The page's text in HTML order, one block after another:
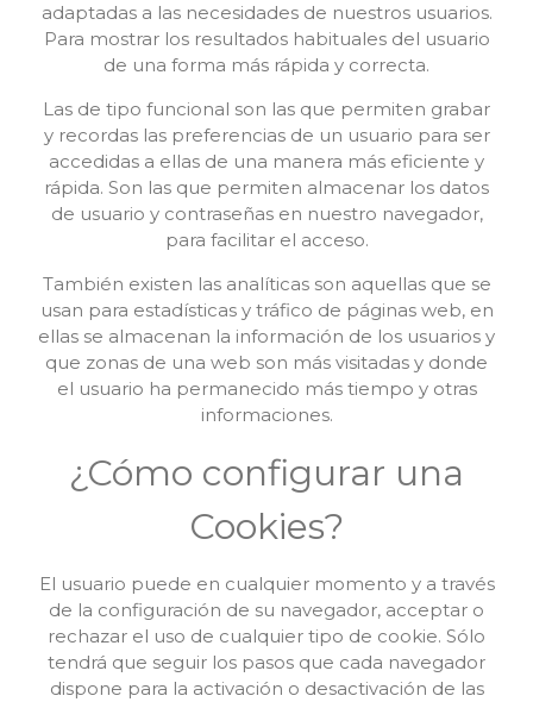
adaptadas a las necesidades de nuestros usuarios.
Para mostrar los resultados habituales del usuario
de una forma más rápida y correcta.
Las de tipo funcional son las que permiten grabar
y recordas las preferencias de un usuario para ser
accedidas a ellas de una manera más eficiente y
rápida. Son las que permiten almacenar los datos
de usuario y contraseñas en nuestro navegador,
para facilitar el acceso.
También existen las analíticas son aquellas que se
usan para estadísticas y tráfico de páginas web, en
ellas se almacenan la información de los usuarios y
que zonas de una web son más visitadas y donde
el usuario ha permanecido más tiempo y otras
informaciones.
¿Cómo configurar una
Cookies?
El usuario puede en cualquier momento y a través
de la configuración de su navegador, acceptar o
rechazar el uso de cualquier tipo de cookie. Sólo
tendrá que seguir los pasos que cada navegador
dispone para la activación o desactivación de las